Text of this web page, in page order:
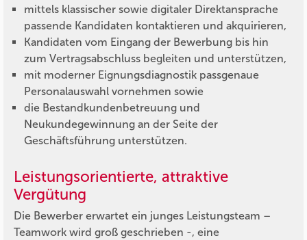
mittels klassischer sowie digitaler Direktansprache
passende Kandidaten kontaktieren und akquirieren,
Kandidaten vom Eingang der Bewerbung bis hin
zum Vertragsabschluss begleiten und unterstützen,
mit moderner Eignungsdiagnostik passgenaue
Personalauswahl vornehmen sowie
die Bestandkundenbetreuung und
Neukundegewinnung an der Seite der
Geschäftsführung unterstützen.
Leistungsorientierte, attraktive
Vergütung
Die Bewerber erwartet ein junges Leistungsteam –
Teamwork wird groß geschrieben -, eine